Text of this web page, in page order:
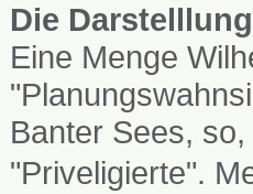
Die
Eine Menge
Banter Sees,
"Priveligierte".